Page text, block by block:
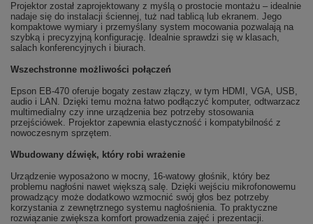
Projektor został zaprojektowany z myślą o prostocie montażu – idealnie
nadaje się do instalacji ściennej, tuż nad tablicą lub ekranem. Jego
kompaktowe wymiary i przemyślany system mocowania pozwalają na
szybką i precyzyjną konfigurację. Idealnie sprawdzi się w klasach,
salach konferencyjnych i biurach.
Wszechstronne możliwości połączeń
Epson EB-470 oferuje bogaty zestaw złączy, w tym HDMI, VGA, USB,
audio i LAN. Dzięki temu można łatwo podłączyć komputer, odtwarzacz
multimedialny czy inne urządzenia bez potrzeby stosowania
przejściówek. Projektor zapewnia elastyczność i kompatybilność z
nowoczesnym sprzętem.
Wbudowany dźwięk, który robi wrażenie
Urządzenie wyposażono w mocny, 16-watowy głośnik, który bez
problemu nagłośni nawet większą salę. Dzięki wejściu mikrofonowemu
prowadzący może dodatkowo wzmocnić swój głos bez potrzeby
korzystania z zewnętrznego systemu nagłośnienia. To praktyczne
rozwiązanie zwiększa komfort prowadzenia zajęć i prezentacji.